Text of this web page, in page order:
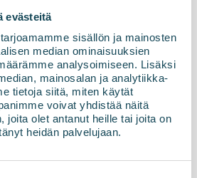
evästeitä
sisällön ja mainosten
median ominaisuuksien
analysoimiseen. Lisäksi
mainosalan ja analytiikka-
tietoja siitä, miten käytät
voivat yhdistää näitä
joita olet antanut heille tai joita on
heidän palvelujaan.
tehnoloģiju, kopā ar uzpildes
krātuvi ir oficiāli nodota
klientam Latvijā. Beigu...